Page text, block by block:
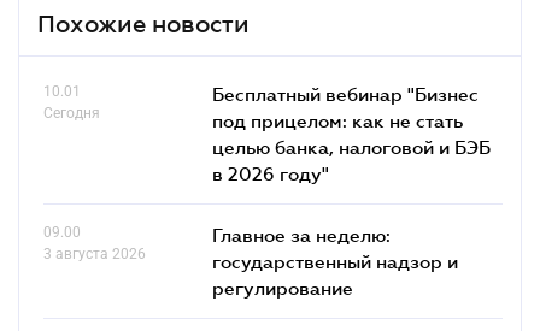
Похожие новости
10.01
Сегодня
Бесплатный вебинар "Бизнес
под прицелом: как не стать
целью банка, налоговой и БЭБ
в 2026 году"
09.00
3 августа 2026
Главное за неделю:
государственный надзор и
регулирование